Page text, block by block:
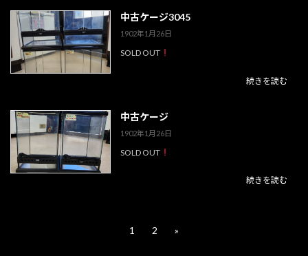
中古ケージ3045
1902年1月26日
SOLD OUT
続きを読む
中古ケージ
1902年1月26日
SOLD OUT
続きを読む
固
1
固
2 »